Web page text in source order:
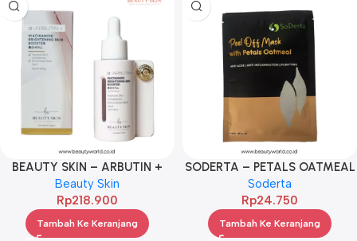
BEAUTY SKIN – ARBUTIN +
NIACINAMIDE SKIN BOOSTER
35ML
Beauty Skin
Rp218.900
Tambah Ke Keranjang
SODERTA – PETALS OATMEAL
PEEL OFF MASK 30G
Soderta
Rp24.750
Tambah Ke Keranjang